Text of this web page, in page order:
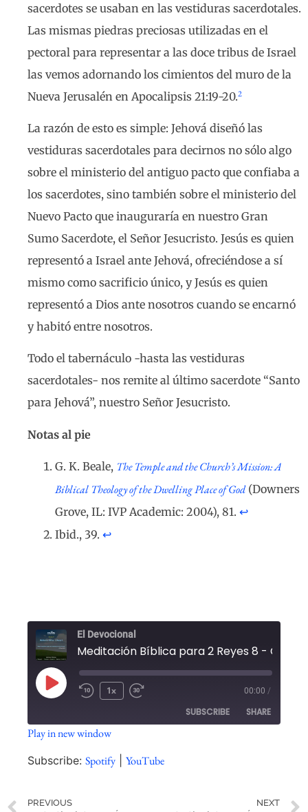
sacerdotes se usaban en las vestiduras sacerdotales.
Las mismas piedras preciosas utilizadas en el
pectoral para representar a las doce tribus de Israel
las vemos adornando los cimientos del muro de la
Nueva Jerusalén en Apocalipsis 21:19-20.2
La razón de esto es simple: Jehová diseñó las
vestiduras sacerdotales para decirnos no sólo algo
sobre el ministerio del antiguo pacto que confiaba a
los sacerdotes, sino también sobre el ministerio del
Nuevo Pacto que inauguraría en nuestro Gran
Sumo Sacerdote, el Señor Jesucristo. Jesús es quien
representó a Israel ante Jehová, ofreciéndose a sí
mismo como sacrificio único, y Jesús es quien
representó a Dios ante nosotros cuando se encarnó
y habitó entre nosotros.
Todo el tabernáculo -hasta las vestiduras
sacerdotales- nos remite al último sacerdote “Santo
para Jehová”, nuestro Señor Jesucristo.
Notas al pie
G. K. Beale, The Temple and the Church’s Mission: A
Biblical Theology of the Dwelling Place of God(Downers
Grove, IL: IVP Academic: 2004), 81. ↩︎
Ibid., 39. ↩︎
El Devocional
1x 00:00 /
SUBSCRIBE SHARE
SHARE
Play in new window
Subscribe: Spotify| YouTube
PREVIOUS NEXT